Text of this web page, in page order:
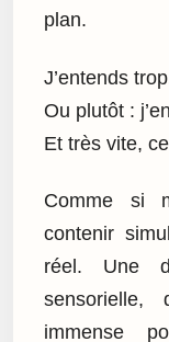
plan.
J’entends
Ou plutôt :
Et très vite,
Comme si
contenir
réel. Une
immense